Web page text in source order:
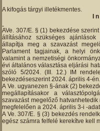
A kifogás tárgyi illetékmentes.
I
AVe. 307/E. § (1) bekezdése
állításához szükséges
állapítja meg a szavazást
Parlament tagjainak, a helyi
valamint a nemzetiségi
évi általános választása eljárási
szóló 5/2024. (III. 12.) IM
bekezdéseszerint 2024. április 4-én.
A Ve. ugyanezen §-ának (2)
megállapításakor a
szavazást megelőző
megfelelően a 2024. április 3-i -
A Ve. 307/E. § (3) bekezdés
egész számra felfelé kerekítve kell